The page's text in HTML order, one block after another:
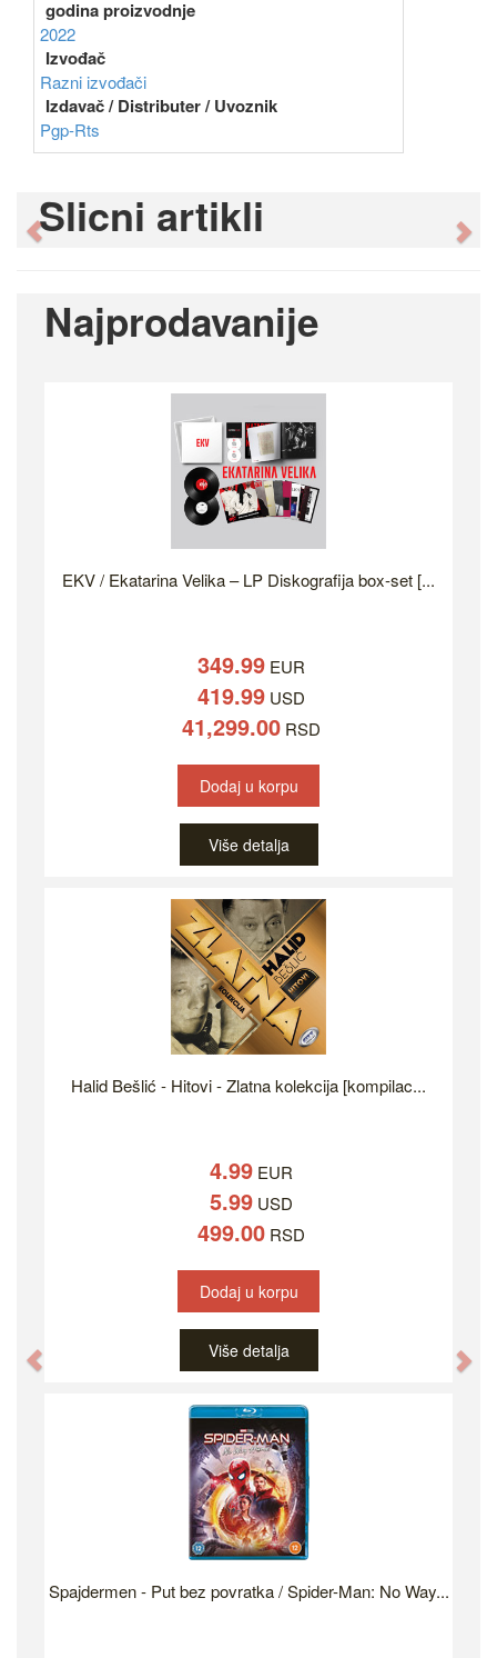
godina proizvodnje
2022
Izvođač
Razni izvođači
Izdavač / Distributer / Uvoznik
Pgp-Rts
Slicni artikli
Previous
Najprodavanije
EKV / Ekatarina Velika – LP Diskografija box-set [...
349.99 EUR
419.99 USD
41,299.00 RSD
Dodaj u korpu
Više detalja
Halid Bešlić - Hitovi - Zlatna kolekcija [kompilac...
4.99 EUR
5.99 USD
499.00 RSD
Dodaj u korpu
Više detalja
Spajdermen - Put bez povratka / Spider-Man: No Way...